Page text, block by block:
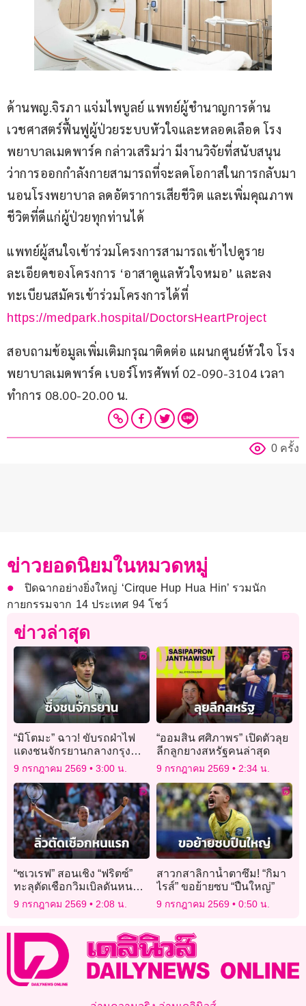
ด้านพญ.จิรภา แจ่มไพบูลย์ แพทย์ผู้ชำนาญการด้าน
เวชศาสตร์ฟื้นฟูผู้ป่วยระบบหัวใจและหลอดเลือด โรง
พยาบาลเมดพาร์ค กล่าวเสริมว่า มีงานวิจัยที่สนับสนุน
ว่าการออกกำลังกายสามารถที่จะลดโอกาสในการกลับมา
นอนโรงพยาบาล ลดอัตราการเสียชีวิต และเพิ่มคุณภาพ
ชีวิตที่ดีแก่ผู้ป่วยทุกท่านได้
แพทย์ผู้สนใจเข้าร่วมโครงการสามารถเข้าไปดูราย
ละเอียดของโครงการ ‘อาสาดูแลหัวใจหมอ’ และลง
ทะเบียนสมัครเข้าร่วมโครงการได้ที่
https://medpark.hospital/DoctorsHeartProject
สอบถามข้อมูลเพิ่มเติมกรุณาติดต่อ แผนกศูนย์หัวใจ โรง
พยาบาลเมดพาร์ค เบอร์โทรศัพท์ 02-090-3104 เวลา
ทำการ 08.00-20.00 น.
0 ครั้ง
ข่าวยอดนิยมในหมวดหมู่
ปิดฉากอย่างยิ่งใหญ่ ‘Cirque Hup Hua Hin’ รวมนัก
กายกรรมจาก 14 ประเทศ 94 โชว์
ข่าวล่าสุด
“มิโตมะ” ฉาว! ขับรถฝ่าไฟ
แดงชนจักรยานกลางกรุง
โตเกียว
9 กรกฎาคม 2569 3:00 น.
“ออมสิน ศศิภาพร” เปิดตัวลุย
ลีกลูกยางสหรัฐคนล่าสุด
9 กรกฎาคม 2569 2:34 น.
“ซเวเรฟ” สอนเชิง “ฟริตซ์”
ทะลุตัดเชือกวิมเบิลดันหน
แรก
9 กรกฎาคม 2569 2:08 น.
สาวกสาลิกาน้ำตาซึม! “กิมา
ไรส์” ขอย้ายซบ “ปืนใหญ่”
9 กรกฎาคม 2569 0:50 น.